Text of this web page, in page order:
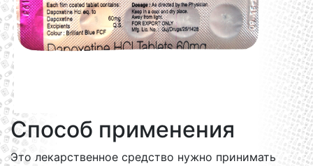
Способ применения
Это лекарственное средство нужно принимать